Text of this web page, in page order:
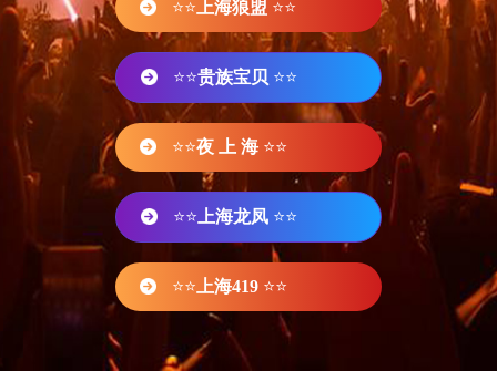
⭐⭐ 上海狼盟 ⭐⭐
⭐⭐贵族宝贝 ⭐⭐
⭐⭐夜 上 海 ⭐⭐
⭐⭐ 上海龙凤 ⭐⭐
⭐⭐ 上海419 ⭐⭐